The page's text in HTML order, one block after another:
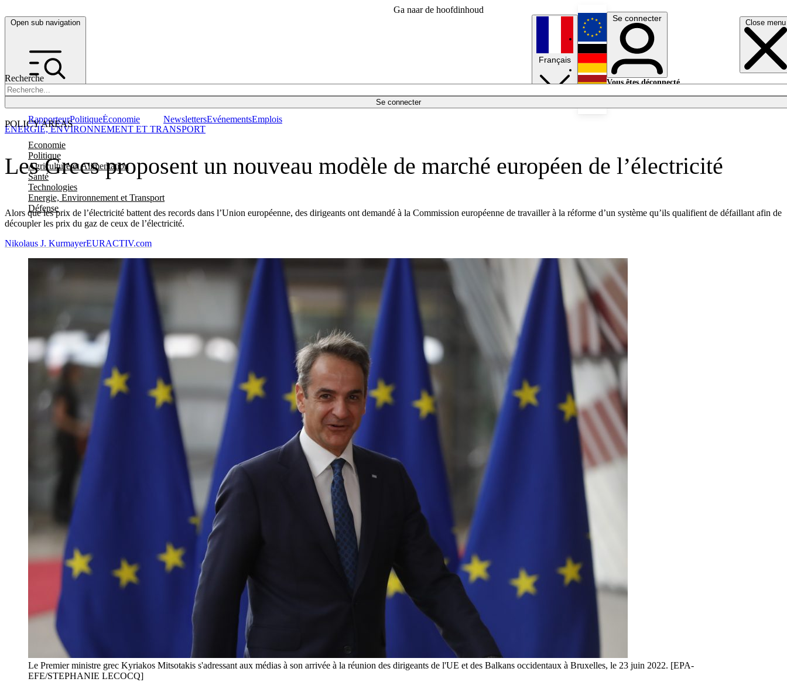
Ga naar de hoofdinhoud
Open sub navigation Close menu
Recherche
Se connecter
POLICY AREAS
Economie
Politique
Agriculture et Alimentation
Santé
Technologies
Energie, Environnement et Transport
Défense
RapporteurPolitiqueÉconomie NewslettersEvénementsEmplois
Français
English
Deutsch
Se connecter
Vous êtes déconnecté.
Les Grecs proposent un nouveau modèle de marché européen de l’électricité
Alors que les prix de l’électricité battent des records dans l’Union européenne, des dirigeants ont demandé à la Commission européenne de travailler à la réforme d’un système qu’ils qualifient de défaillant afin de
découpler les prix du gaz de ceux de l’électricité.
ENERGIE, ENVIRONNEMENT ET TRANSPORT
Nikolaus J. KurmayerEURACTIV.com
Le Premier ministre grec Kyriakos Mitsotakis s'adressant aux médias à son arrivée à la réunion des dirigeants de l'UE et des Balkans occidentaux à Bruxelles, le 23 juin 2022. [EPA-
EFE/STEPHANIE LECOCQ]